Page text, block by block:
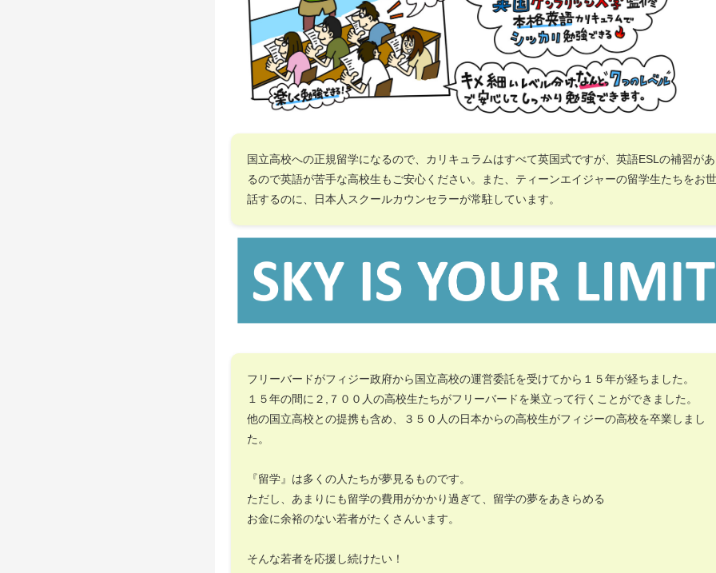
国立高校への正規留学になるので、カリキュラムはすべて英国式ですが、英語ESLの補習があ
るので英語が苦手な高校生もご安心ください。また、ティーンエイジャーの留学生たちをお世
話するのに、日本人スクールカウンセラーが常駐しています。
フリーバードがフィジー政府から国立高校の運営委託を受けてから１５年が経ちました。
１５年の間に２,７００人の高校生たちがフリーバードを巣立って行くことができました。
他の国立高校との提携も含め、３５０人の日本からの高校生がフィジーの高校を卒業しまし
た。
『留学』は多くの人たちが夢見るものです。
ただし、あまりにも留学の費用がかかり過ぎて、留学の夢をあきらめる
お金に余裕のない若者がたくさんいます。
そんな若者を応援し続けたい！